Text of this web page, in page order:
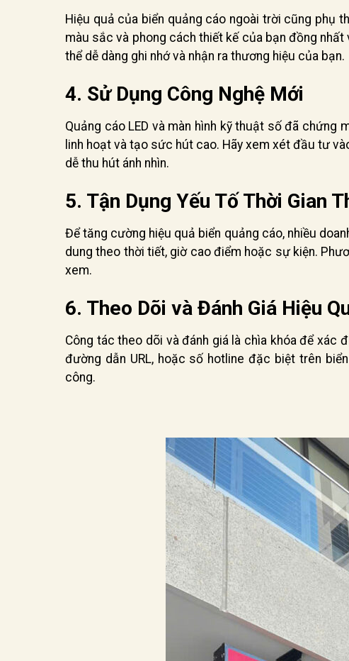
Hiệu quả của biển quảng cáo ngoài trời cũng phụ
màu sắc và phong cách thiết kế của bạn đồng
thể dễ dàng ghi nhớ và nhận ra thương hiệu của bạn.
4. Sử Dụng Công Nghệ Mới
Quảng cáo LED và màn hình kỹ thuật số đã
linh hoạt và tạo sức hút cao. Hãy xem xét đầu tư
dễ thu hút ánh nhìn.
5. Tận Dụng Yếu Tố Thời Gian
Để tăng cường hiệu quả biển quảng cáo, nhiều
dung theo thời tiết, giờ cao điểm hoặc sự kiện.
xem.
6. Theo Dõi và Đánh Giá Hiệu
Công tác theo dõi và đánh giá là chìa khóa để xác
đường dẫn URL, hoặc số hotline đặc biệt trên
công.